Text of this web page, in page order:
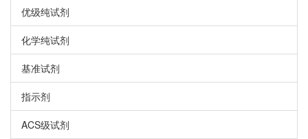
优级纯试剂
化学纯试剂
基准试剂
指示剂
ACS级试剂